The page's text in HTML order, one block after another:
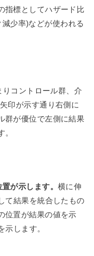
指標としてハザード比
少率)などが使われる
コントロール群、介
印が示す通り右側に
群が優位で左側に結果
が示します。 横に伸
て結果を統合したもの
位置が結果の値を示
示します。